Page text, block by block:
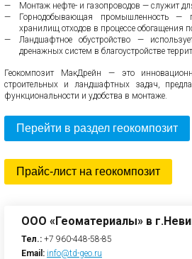
Монтаж нефте- и газопроводов — служит
Горнодобывающая промышленность —
хранилищ отходов в процессе обогащения
Ландшафтное обустройство —
дренажных систем в благоустройстве
Геокомпозит МакДрейн — это
строительных и ландшафтных задач,
функциональности и удобства в монтаже.
Перейти в раздел геокомпозит
Прайс-лист на геокомпозит
ООО «Геоматериалы» в
Тел.: +7 960-448-58-85
Email: info@td-geo.ru